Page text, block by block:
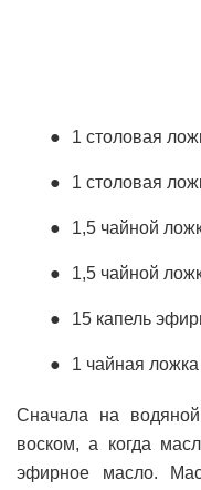
1 столовая
1 столовая
1,5 чайной
1,5 чайной
15 капель
1 чайная ложка
Сначала на
воском, а когда
эфирное масло.